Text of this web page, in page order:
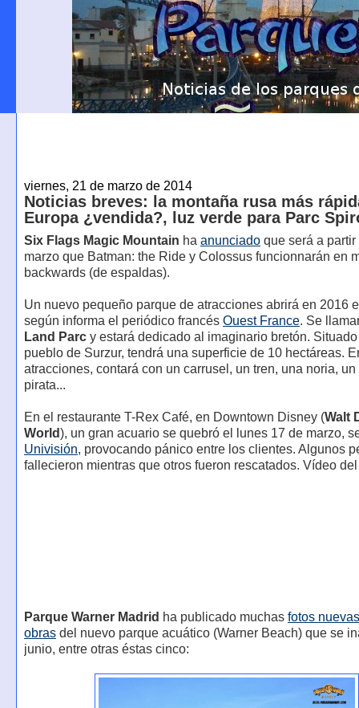
viernes, 21 de marzo de 2014
Noticias breves: la montaña rusa más
Europa ¿vendida?, luz verde para Parc
Six Flags Magic Mountain ha anunciadoque será a partir
marzo que Batman: the Ride y Colossus funcionnarán en
backwards (de espaldas).
Un nuevo pequeño parque de atracciones abrirá en 2016
según informa el periódico francés Ouest France. Se
Land Parcy estará dedicado al imaginario bretón.
pueblo de Surzur, tendrá una superficie de 10 hectáreas.
atracciones, contará con un carrusel, un tren, una noria, un
pirata...
En el restaurante T-Rex Café, en Downtown Disney (Walt
World), un gran acuario se quebró el lunes 17 de marzo,
Univisión, provocando pánico entre los clientes. Algunos
fallecieron mientras que otros fueron rescatados. Vídeo
Parque Warner Madrid ha publicado muchas fotos
obrasdel nuevo parque acuático (Warner Beach) que se
junio, entre otras éstas cinco: